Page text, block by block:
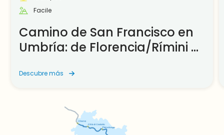
Facile
Camino de San Francisco en
Umbría: de Florencia/Rímini a
Descubre más